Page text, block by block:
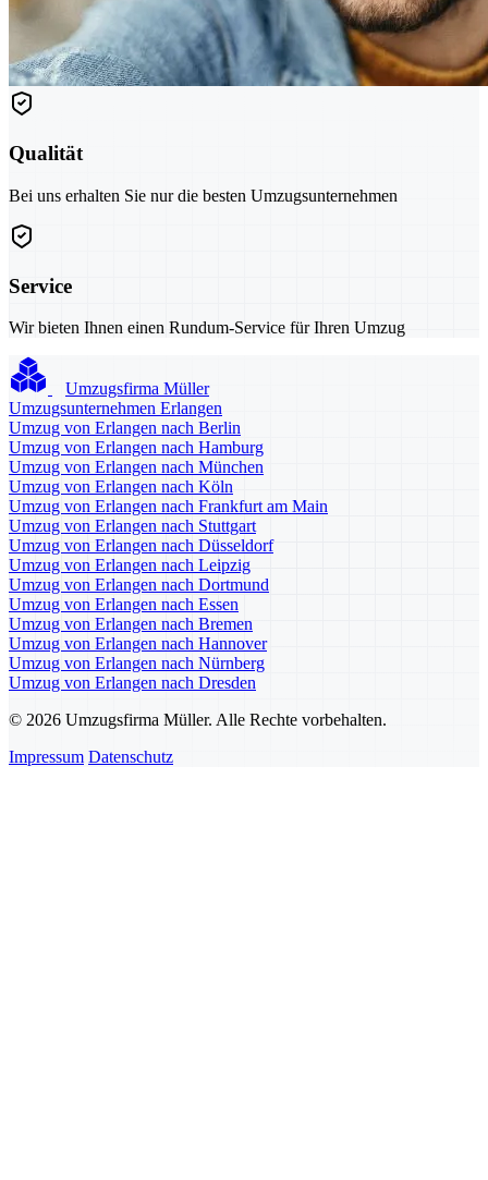
Qualität
Bei uns erhalten Sie nur die besten Umzugsunternehmen
Service
Wir bieten Ihnen einen Rundum-Service für Ihren Umzug
Umzugsfirma Müller
Umzugsunternehmen Erlangen
Umzug von Erlangen nach Berlin
Umzug von Erlangen nach Hamburg
Umzug von Erlangen nach München
Umzug von Erlangen nach Köln
Umzug von Erlangen nach Frankfurt am Main
Umzug von Erlangen nach Stuttgart
Umzug von Erlangen nach Düsseldorf
Umzug von Erlangen nach Leipzig
Umzug von Erlangen nach Dortmund
Umzug von Erlangen nach Essen
Umzug von Erlangen nach Bremen
Umzug von Erlangen nach Hannover
Umzug von Erlangen nach Nürnberg
Umzug von Erlangen nach Dresden
© 2026 Umzugsfirma Müller. Alle Rechte vorbehalten.
Impressum Datenschutz